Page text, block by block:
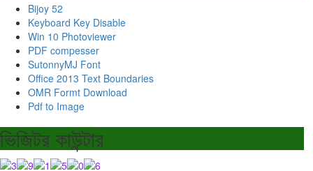
Bijoy 52
Keyboard Key Disable
Win 10 Photoviewer
PDF compesser
SutonnyMJ Font
Office 2013 Text Boundaries
OMR Formt Download
Pdf to Image
ভিজিটর কাউন্টার